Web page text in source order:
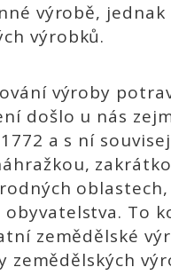
výrobě,
výrobků.
výroby
došlo u nás
a s ní
obyvatelstva. To
zemědělské
zemědělských